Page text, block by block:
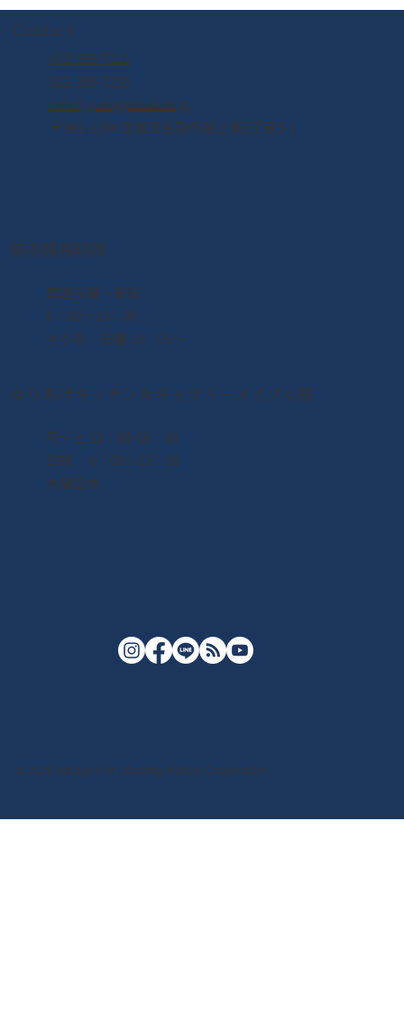
6月7日（日） 待望の復活！
Contact
022-395-7211
022-395-7235
info@yuriageasaichi.jp
〒981-1204 宮城県名取市閖上東3丁目5-1
朝市開場時間
​毎週日曜・祝日
6：00〜13：00
せり市 日曜 10：00〜
ゆりあげキッチン＆ギャラリーメイプル館
月〜土 10：00-16：00
日祝 6：00〜13：00
木曜定休
© 2026 Yuriage Port Morning Market Cooperative